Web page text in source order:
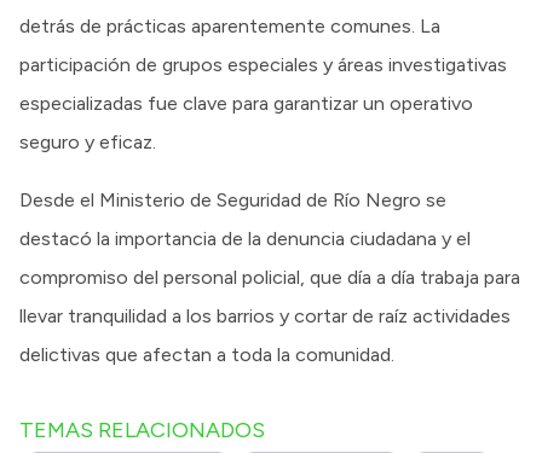
detrás de prácticas aparentemente comunes. La
participación de grupos especiales y áreas investigativas
especializadas fue clave para garantizar un operativo
seguro y eficaz.
Desde el Ministerio de Seguridad de Río Negro se
destacó la importancia de la denuncia ciudadana y el
compromiso del personal policial, que día a día trabaja para
llevar tranquilidad a los barrios y cortar de raíz actividades
delictivas que afectan a toda la comunidad.
TEMAS RELACIONADOS